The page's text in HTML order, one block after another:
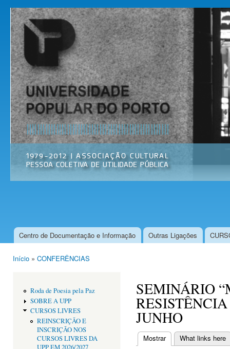
Universidade
Popular do
Porto
Associação
Cultural
Menu principal
Centro de Documentação e Informação Outras Ligações
Início » CONFERÊNCIAS
Roda de Poesia pela Paz
SOBRE A UPP
CURSOS LIVRES
REINSCRIÇÃO E
INSCRIÇÃO NOS
CURSOS LIVRES DA
UPP EM 2026/2027
SEMINÁRIO
JUNHO
Mostrar(separador ativo)
What links here